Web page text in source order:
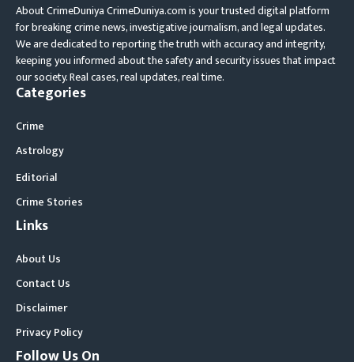
About CrimeDuniya CrimeDuniya.com is your trusted digital platform
for breaking crime news, investigative journalism, and legal updates.
We are dedicated to reporting the truth with accuracy and integrity,
keeping you informed about the safety and security issues that impact
our society. Real cases, real updates, real time.
Categories
Crime
Astrology
Editorial
Crime Stories
Links
About Us
Contact Us
Disclaimer
Privacy Policy
Follow Us On